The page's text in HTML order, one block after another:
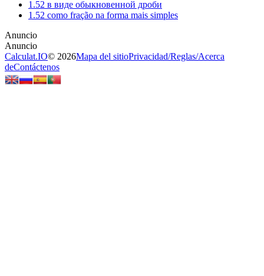
1.52 в виде обыкновенной дроби
1.52 como fração na forma mais simples
Calculat.IO© 2026Mapa del sitioPrivacidad/Reglas/Acerca
deContáctenos